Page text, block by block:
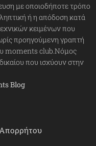
με οποιοδήποτε τρόπο
ή η απόδοση κατά
κειμένων που
προηγούμενη γραπτή
moments club.Νόμος
που ισχύουν στην
Blog
Απορρήτου